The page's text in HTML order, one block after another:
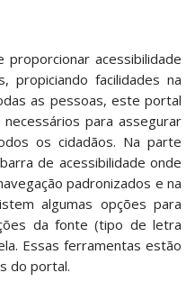
proporcionar acessibilidade
propiciando facilidades na
as pessoas, este portal
para assegurar
os cidadãos. Na parte
de acessibilidade onde
padronizados e na
algumas opções para
da fonte (tipo de letra
Essas ferramentas estão
do portal.